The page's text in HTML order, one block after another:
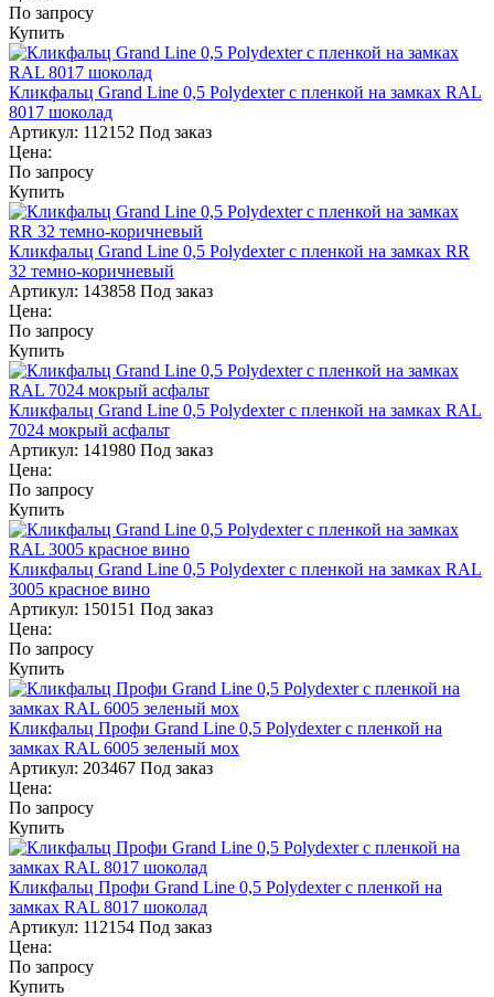
По запросу
Купить
Кликфальц Grand Line 0,5 Polydexter с пленкой на замках RAL
8017 шоколад
Артикул: 112152 Под заказ
Цена:
По запросу
Купить
Кликфальц Grand Line 0,5 Polydexter с пленкой на замках RR
32 темно-коричневый
Артикул: 143858 Под заказ
Цена:
По запросу
Купить
Кликфальц Grand Line 0,5 Polydexter с пленкой на замках RAL
7024 мокрый асфальт
Артикул: 141980 Под заказ
Цена:
По запросу
Купить
Кликфальц Grand Line 0,5 Polydexter с пленкой на замках RAL
3005 красное вино
Артикул: 150151 Под заказ
Цена:
По запросу
Купить
Кликфальц Профи Grand Line 0,5 Polydexter с пленкой на
замках RAL 6005 зеленый мох
Артикул: 203467 Под заказ
Цена:
По запросу
Купить
Кликфальц Профи Grand Line 0,5 Polydexter с пленкой на
замках RAL 8017 шоколад
Артикул: 112154 Под заказ
Цена:
По запросу
Купить